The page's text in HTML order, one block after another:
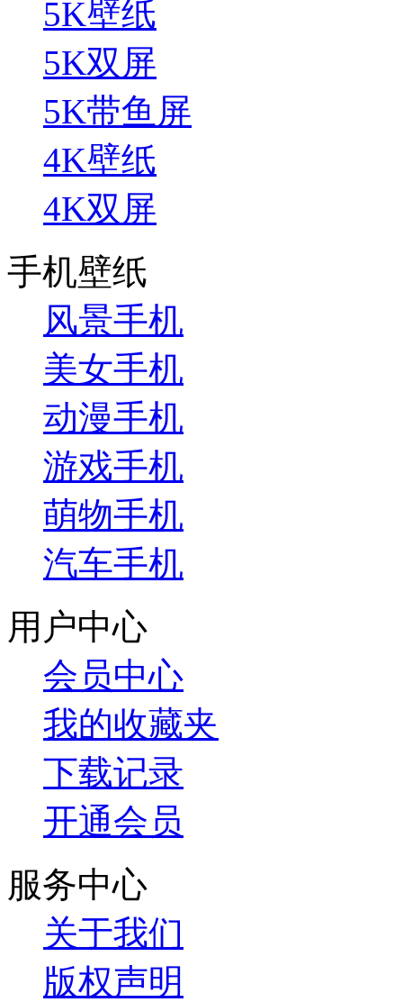
5K壁纸
5K双屏
5K带鱼屏
4K壁纸
4K双屏
手机壁纸
风景手机
美女手机
动漫手机
游戏手机
萌物手机
汽车手机
用户中心
会员中心
我的收藏夹
下载记录
开通会员
服务中心
关于我们
版权声明